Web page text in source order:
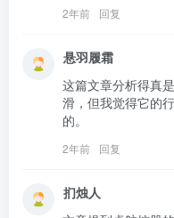
2年前 回复
悬羽履霜
这篇文章分析得真
滑，但我觉得它的
的。
2年前 回复
扪烛人